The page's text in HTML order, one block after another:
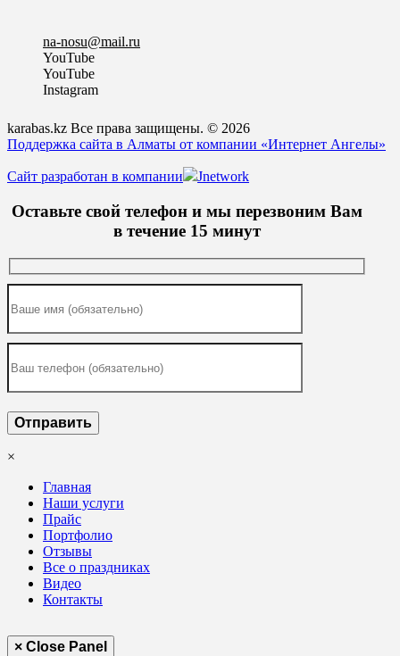
na-nosu@mail.ru
YouTube
YouTube
Instagram
karabas.kz Все права защищены. © 2026
Поддержка сайта в Алматы от компании «Интернет Ангелы»
Сайт разработан в компании Jnetwork
Оставьте свой телефон и мы перезвоним Вам
в течение 15 минут
×
Главная
Наши услуги
Прайс
Портфолио
Отзывы
Все о праздниках
Видео
Контакты
× Close Panel